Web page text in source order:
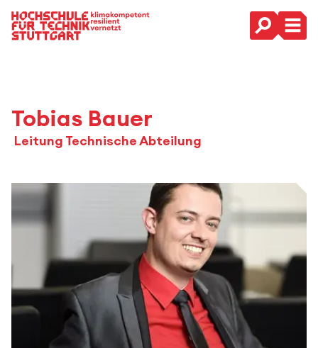
Hauptnavigation
Tobias Bauer
Leitung Technische Abteilung